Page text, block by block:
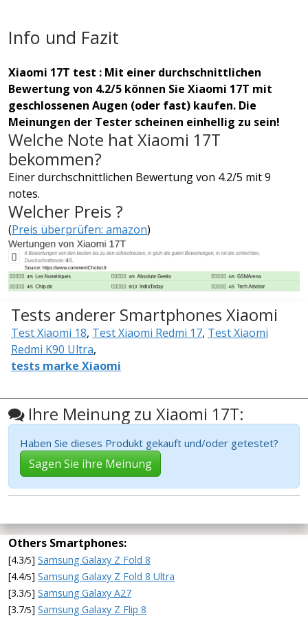
Info und Fazit
Xiaomi 17T test : Mit einer durchschnittlichen
Bewertung von 4.2/5 können Sie Xiaomi 17T mit
geschlossenen Augen (oder fast) kaufen. Die
Meinungen der Tester scheinen einhellig zu sein!
Welche Note hat Xiaomi 17T
bekommen?
Einer durchschnittlichen Bewertung von 4.2/5 mit 9
notes.
Welcher Preis ?
(Preis überprüfen: amazon)
Tests anderer Smartphones Xiaomi
Test Xiaomi 18, Test Xiaomi Redmi 17, Test Xiaomi
Redmi K90 Ultra,
tests marke Xiaomi
Ihre Meinung zu Xiaomi 17T:
Haben Sie dieses Produkt gekauft und/oder getestet?
Sagen Sie ihre Meinung
Others Smartphones:
[4.3/5] Samsung Galaxy Z Fold 8
[4.4/5] Samsung Galaxy Z Fold 8 Ultra
[3.3/5] Samsung Galaxy A27
[3.7/5] Samsung Galaxy Z Flip 8